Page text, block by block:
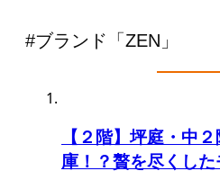
#ブランド「ZEN」
【２階】坪庭・中
庫！？贅を尽くし